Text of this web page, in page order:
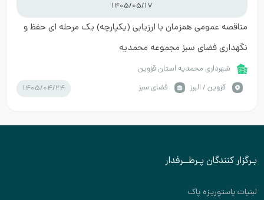
1405/05/17
مناقصه عمومی همزمان با ارزیابی (یکپارچه) یک مرحله ای حفظ و
نگهداری فضای سبز مجموعه محمدیه
شهرداری محمدیه استان قزوین
قزوين / البرز
فضای سبز 1405/04/24
بـرگزار کنندگان پـرطــرفدار
لبنیات پاستوریزه پاک